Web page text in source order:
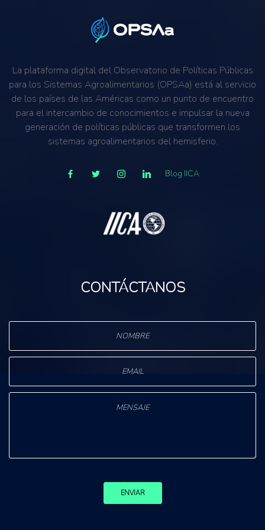
La plataforma digital del Observatorio de Políticas Públicas
para los Sistemas Agroalimentarios (OPSAa) está al servicio
de los países de las Américas como un punto de encuentro
para el intercambio de conocimientos e impulsar la nueva
generación de políticas públicas que transformen los
sistemas agroalimentarios del hemisferio.
Blog IICA
CONTÁCTANOS
ENVIAR